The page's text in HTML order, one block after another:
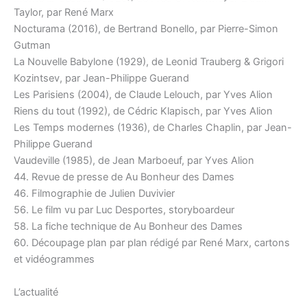
Taylor, par René Marx
Nocturama (2016), de Bertrand Bonello, par Pierre-Simon
Gutman
La Nouvelle Babylone (1929), de Leonid Trauberg & Grigori
Kozintsev, par Jean-Philippe Guerand
Les Parisiens (2004), de Claude Lelouch, par Yves Alion
Riens du tout (1992), de Cédric Klapisch, par Yves Alion
Les Temps modernes (1936), de Charles Chaplin, par Jean-
Philippe Guerand
Vaudeville (1985), de Jean Marboeuf, par Yves Alion
44. Revue de presse de Au Bonheur des Dames
46. Filmographie de Julien Duvivier
56. Le film vu par Luc Desportes, storyboardeur
58. La fiche technique de Au Bonheur des Dames
60. Découpage plan par plan rédigé par René Marx, cartons
et vidéogrammes
L’actualité